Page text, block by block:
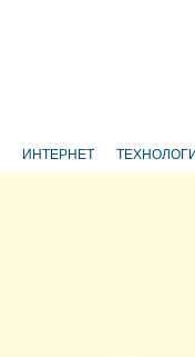
ИНТЕРНЕТ